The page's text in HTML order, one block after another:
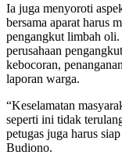
Ia juga menyoroti
bersama aparat harus
pengangkut limbah
perusahaan
kebocoran,
laporan warga.
“Keselamatan
seperti ini tidak
petugas juga harus
Budiono.